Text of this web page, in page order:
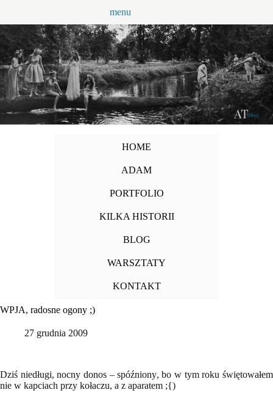
treści
menu
HOME
ADAM
PORTFOLIO
KILKA HISTORII
BLOG
WARSZTATY
KONTAKT
WPJA, radosne ogony ;)
27 grudnia 2009
Dziś niedługi, nocny donos – spóźniony, bo w tym roku świętowałem
nie w kapciach przy kołaczu, a z aparatem ;{)